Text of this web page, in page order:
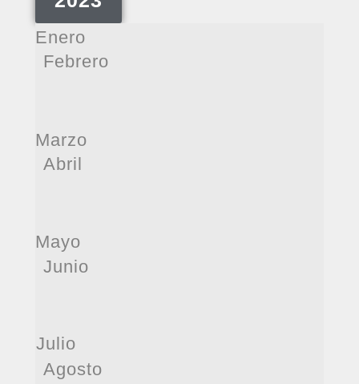
Enero
Febrero
Marzo
Abril
Mayo
Junio
Julio
Agosto